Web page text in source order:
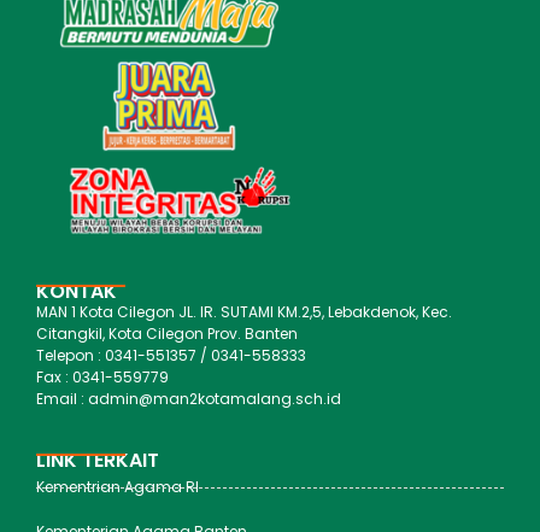
KONTAK
MAN 1 Kota Cilegon JL. IR. SUTAMI KM.2,5, Lebakdenok, Kec.
Citangkil, Kota Cilegon Prov. Banten
Telepon : 0341-551357 / 0341-558333
Fax : 0341-559779
Email : admin@man2kotamalang.sch.id
LINK TERKAIT
Kementrian Agama RI